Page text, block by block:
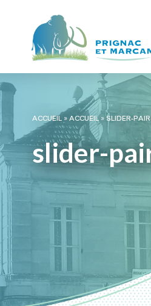
ACCUEIL»ACCUEIL»SLIDER-
slider-